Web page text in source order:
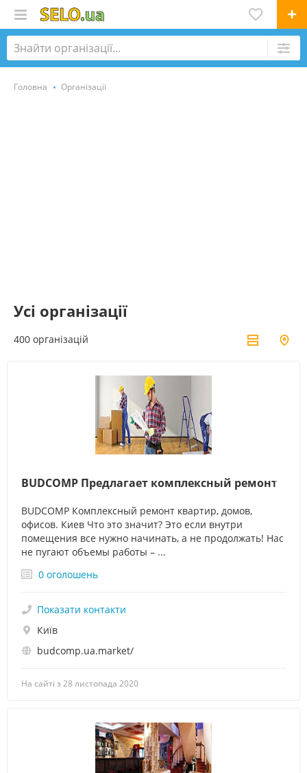
Головна Організації
Усі організації
400 організацій
BUDCOMP Предлагает комплексный ремонт
BUDCOMP Комплексный ремонт квартир, домов,
офисов. Киев Что это значит? Это если внутри
помещения все нужно начинать, а не продолжать! Нас
не пугают объемы работы – ...
0 оголошень
На сайті з 28 листопада 2020
Показати контакти
Київ
budcomp.ua.market/